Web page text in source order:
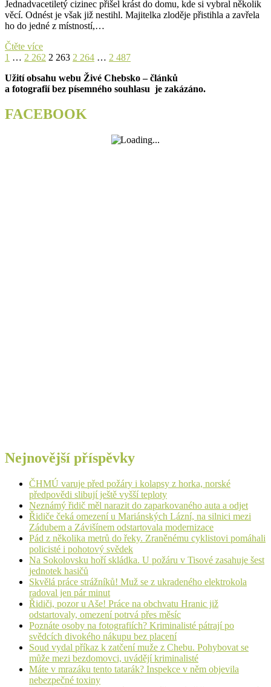
Jednadvacetiletý cizinec přišel krást do domu, kde si vybral několik
věcí. Odnést je však již nestihl. Majitelka zloděje přistihla a zavřela
ho do jedné z místností,…
Čtěte víceChytli
ho
sebe
doma
krádeži.
Zavřeli
Stránkování
příspěvků
Previous
Page
1 … Page
2 262 Page
2 263 Page
2 264 … Page
2 487Next
Užití obsahu webu Živé Chebsko – článků
a fotografií bez písemného souhlasu je zakázáno.
FACEBOOK
Nejnovější příspěvky
ČHMÚ varuje před požáry i kolapsy z horka, norské
předpovědi slibují ještě vyšší teploty
Neznámý řidič měl narazit do zaparkovaného auta a odjet
Řidiče čeká omezení u Mariánských Lázní, na silnici mezi
Zádubem a Závišínem odstartovala modernizace
Pád z několika metrů do řeky. Zraněnému cyklistovi pomáhali
policisté i pohotový svědek
Na Sokolovsku hoří skládka. U požáru v Tisové zasahuje šest
jednotek hasičů
Skvělá práce strážníků! Muž se z ukradeného elektrokola
radoval jen pár minut
Řidiči, pozor u Aše! Práce na obchvatu Hranic již
odstartovaly, omezení potrvá přes měsíc
Poznáte osoby na fotografiích? Kriminalisté pátrají po
svědcích divokého nákupu bez placení
Soud vydal příkaz k zatčení muže z Chebu. Pohybovat se
může mezi bezdomovci, uvádějí kriminalisté
Máte v mrazáku tento tatarák? Inspekce v něm objevila
nebezpečné toxiny